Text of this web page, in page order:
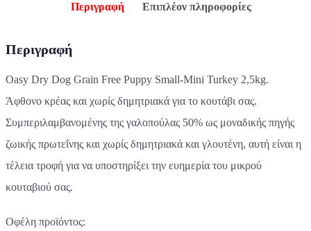
Περιγραφή Επιπλέον πληροφορίες
Περιγραφή
Oasy Dry Dog Grain Free Puppy Small-Mini Turkey 2,5kg.
Άφθονο κρέας και χωρίς δημητριακά για το κουτάβι σας.
Συμπεριλαμβανομένης της γαλοπούλας 50% ως μοναδικής πηγής
ζωικής πρωτεΐνης και χωρίς δημητριακά και γλουτένη, αυτή είναι η
τέλεια τροφή για να υποστηρίξει την ευημερία του μικρού
κουταβιού σας.
Οφέλη προϊόντος: